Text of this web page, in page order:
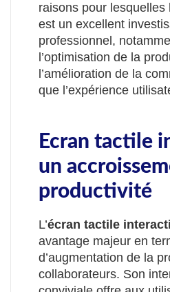
raisons pour lesquelles
est un excellent
professionnel,
l’optimisation de la
l’amélioration de la
que l’expérience
Ecran tactile
un
productivité
L’écran tactile
avantage majeur en
d’augmentation de la
collaborateurs. Son